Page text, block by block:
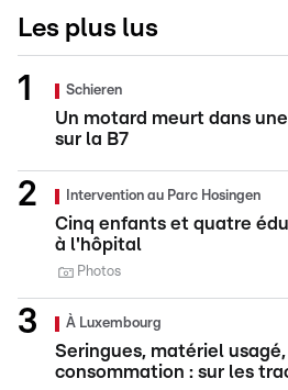
Les plus lus
Schieren
Un motard meurt dans
sur la B7
Intervention au Parc Hosingen
Cinq enfants et quatre
à l'hôpital
Photos
À Luxembourg
Seringues, matériel
consommation : sur les